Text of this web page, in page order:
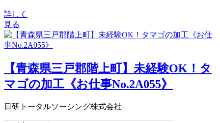
詳しく
見る
【青森県三戸郡階上町】未経験OK！タ
マゴの加工《お仕事No.2A055》
日研トータルソーシング株式会社